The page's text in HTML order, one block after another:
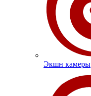
Экшн камеры